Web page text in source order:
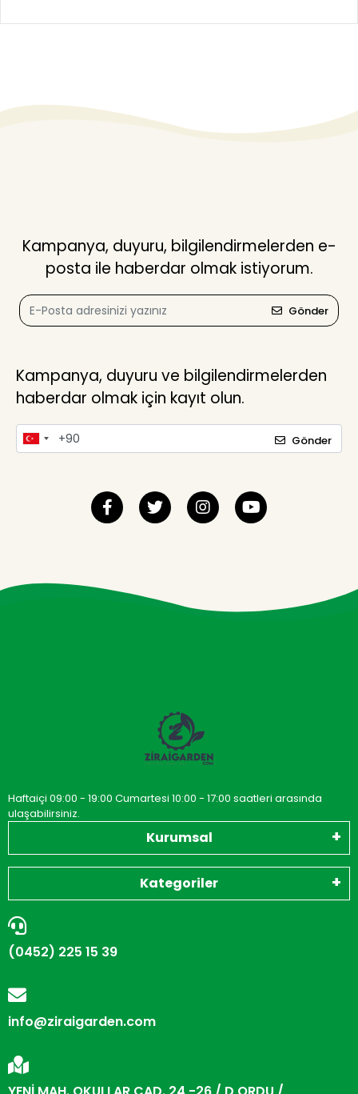
Kampanya, duyuru, bilgilendirmelerden e-
posta ile haberdar olmak istiyorum.
Gönder
Kampanya, duyuru ve bilgilendirmelerden
haberdar olmak için kayıt olun.
Gönder
Haftaiçi 09:00 - 19:00 Cumartesi 10:00 - 17:00 saatleri arasında
ulaşabilirsiniz.
Kurumsal
Kategoriler
(0452) 225 15 39
info@ziraigarden.com